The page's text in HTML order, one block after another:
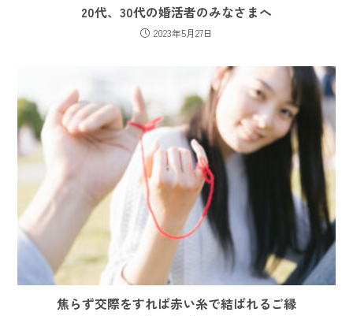
20代、30代の婚活者のみなさまへ
2023年5月27日
焦らず交際をすれば赤い糸で結ばれるご縁